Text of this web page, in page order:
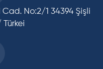
No:2/1 34394 Şişli